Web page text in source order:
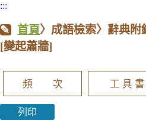
:::
首頁〉成語檢索〉辭典附
[變起蕭牆]
頻 次 工 具 書
列印